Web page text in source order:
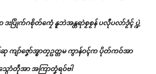
ာ ဒးပြိုက်ဂစိုတ်ကၠေံ နူဘဲအန္တရာဲစၟစၟန် ပလီုပလာ်ဒၟံၚ် ပ္ဍဲ
ဆု ကျာ်ဇၞော်အ္စာတၠဥတ္တမ ကွာန်ဝၚ်က ပိုတ်ကဝ်အာ
ောံတဵုအာ အကြာတၞံရဝ်ဗါ